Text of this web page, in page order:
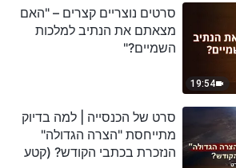
19:54
סרטים נוצריים קצרים – "האם
מצאתם את הנתיב למלכות
השמיים?"
סרט של הכנסייה | למה בדיוק
מתייחסת "הצרה הגדולה"
הנזכרת בכתבי הקודש? (קטע